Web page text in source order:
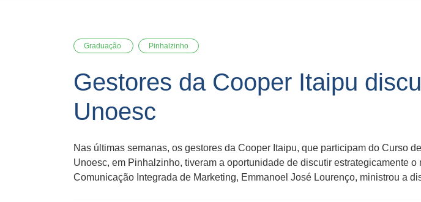
Graduação Pinhalzinho
Gestores da Cooper Itaipu
Unoesc
Nas últimas semanas, os gestores da Cooper Itaipu, que participam do Curso
Unoesc, em Pinhalzinho, tiveram a oportunidade de discutir estrategicamente
Comunicação Integrada de Marketing, Emmanoel José Lourenço, ministrou a